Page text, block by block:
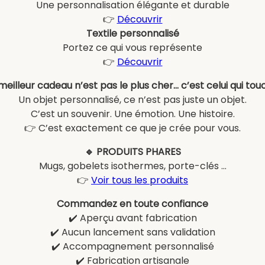
Une personnalisation élégante et durable
👉 Découvrir
Textile personnalisé
Portez ce qui vous représente
👉 Découvrir
cadeau n’est pas le plus cher… c’est celui qui
Un objet personnalisé, ce n’est pas juste un objet.
C’est un souvenir. Une émotion. Une histoire.
👉 C’est exactement ce que je crée pour vous.
🔹 PRODUITS PHARES
Mugs, gobelets isothermes, porte-clés …
👉 Voir tous les produits
Commandez en toute confiance
✔️ Aperçu avant fabrication
✔️ Aucun lancement sans validation
✔️ Accompagnement personnalisé
✔️ Fabrication artisanale